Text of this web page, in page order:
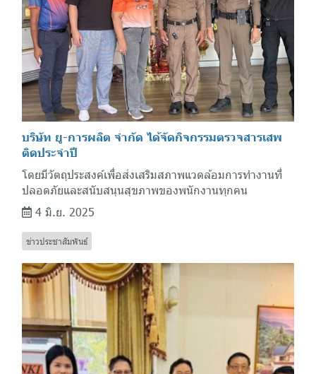
บริษัท ยู-การผลิต จำกัด ได้จัดกิจกรรมตรวจสารเสพ
ติดประจำปี
โดยมีวัตถุประสงค์เพื่อส่งเสริมสภาพแวดล้อมการทำงานที่
ปลอดภัยและสนับสนุนสุขภาพของพนักงานทุกคน
4 มิ.ย. 2025
ข่าวประชาสัมพันธ์